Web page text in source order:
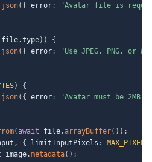
json( { error :
"Avatar file is
file.type) )
{
json( { error :
"Use JPEG, PNG, or
)
{
json( { error :
"Avatar must be 2MB
( await file.arrayBuffer( ) ) ;
, { limitInputPixels :
MAX_PIXELS
image.metadata( ) ;